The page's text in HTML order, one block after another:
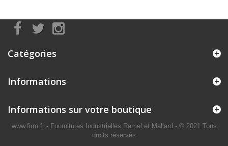
Catégories
Informations
Informations sur votre boutique
www.firm.fr - Fournitures Industrielles Ramel et Mallard - © 2021 Tous
droits réservés